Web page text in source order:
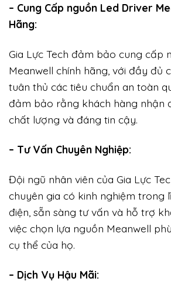
– Cung Cấp nguồn Led Driver
Hãng:
Gia Lực Tech đảm bảo cung cấp
Meanwell chính hãng, với đầy đủ
tuân thủ các tiêu chuẩn an toàn
đảm bảo rằng khách hàng nhận
chất lượng và đáng tin cậy.
– Tư Vấn Chuyên Nghiệp:
Đội ngũ nhân viên của Gia Lực
chuyên gia có kinh nghiệm trong
điện, sẵn sàng tư vấn và hỗ trợ
việc chọn lựa nguồn Meanwell
cụ thể của họ.
– Dịch Vụ Hậu Mãi: